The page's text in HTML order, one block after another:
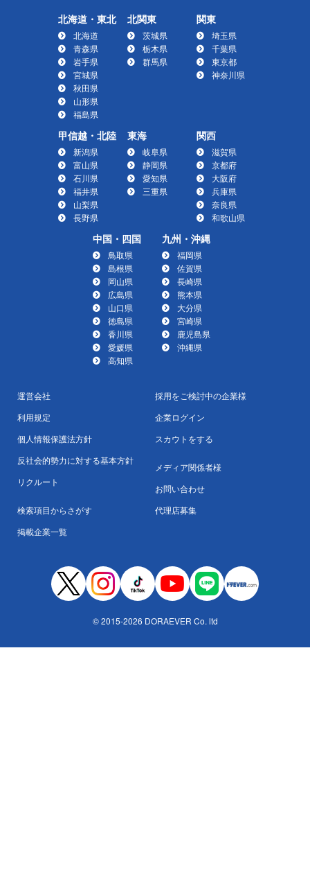
北海道・東北
北海道
青森県
岩手県
宮城県
秋田県
山形県
福島県
北関東
茨城県
栃木県
群馬県
関東
埼玉県
千葉県
東京都
神奈川県
甲信越・北陸
新潟県
富山県
石川県
福井県
山梨県
長野県
東海
岐阜県
静岡県
愛知県
三重県
関西
滋賀県
京都府
大阪府
兵庫県
奈良県
和歌山県
中国・四国
鳥取県
島根県
岡山県
広島県
山口県
徳島県
香川県
愛媛県
高知県
九州・沖縄
福岡県
佐賀県
長崎県
熊本県
大分県
宮崎県
鹿児島県
沖縄県
運営会社
利用規定
個人情報保護法方針
反社会的勢力に対する基本方針
リクルート
検索項目からさがす
掲載企業一覧
採用をご検討中の企業様
企業ログイン
スカウトをする
メディア関係者様
お問い合わせ
代理店募集
© 2015-2026 DORAEVER Co. ltd